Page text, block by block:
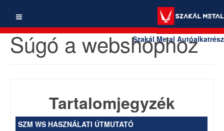
Szakál Metal Autóalkatrész
Súgó a webshophoz
Tartalomjegyzék
SZM WS HASZNÁLATI ÚTMUTATÓ